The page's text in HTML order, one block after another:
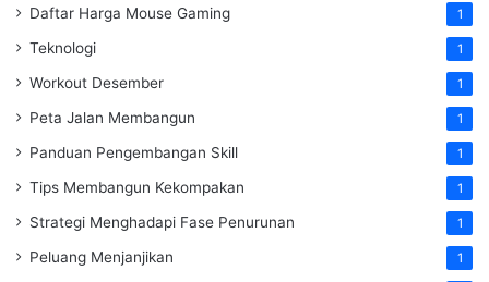
Daftar Harga Mouse Gaming 1
Teknologi 1
Workout Desember 1
Peta Jalan Membangun 1
Panduan Pengembangan Skill 1
Tips Membangun Kekompakan 1
Strategi Menghadapi Fase Penurunan 1
Peluang Menjanjikan 1